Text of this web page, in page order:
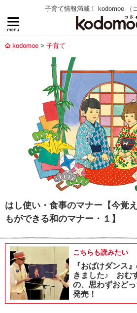
子育て情報満載！ kodomoe （
kodomoe 子育て
はし使い・食事のマナー【今覚
もができる和のマナー・１】
こちらも読みたい
『おばけダンス
きました♪ おむ
の、思わずおど
発売！